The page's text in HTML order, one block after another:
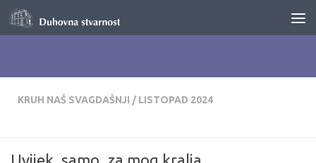
Skip to content
KRUH NAŠ SVAGDAŠNJI / LISTOPAD 2024